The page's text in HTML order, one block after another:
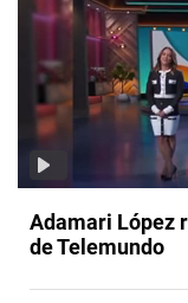
Adamari López
de Telemundo